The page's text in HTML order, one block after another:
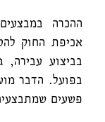
ההכרה
אכיפת החוק
בביצוע
בפועל. הדבר
פשעים